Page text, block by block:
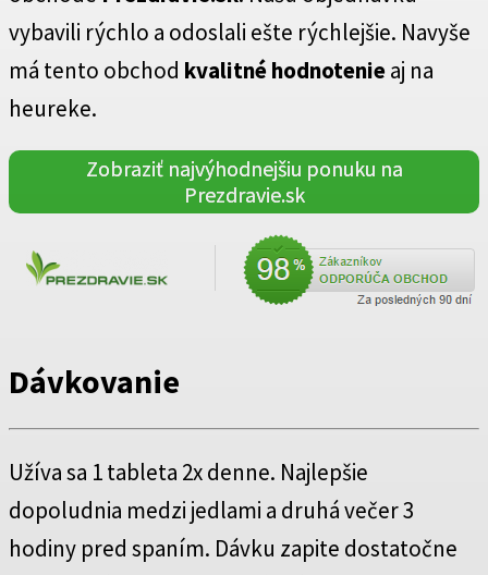
vybavili rýchlo a odoslali ešte rýchlejšie. Navyše
má tento obchod kvalitné hodnotenieaj na
heureke.
Zobraziť najvýhodnejšiu ponuku na
Prezdravie.sk
Dávkovanie
Užíva sa 1 tableta 2x denne. Najlepšie
dopoludnia medzi jedlami a druhá večer 3
hodiny pred spaním. Dávku zapite dostatočne